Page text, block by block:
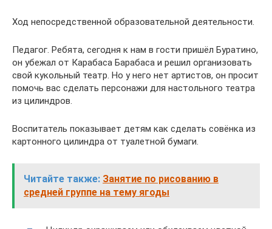
Ход непосредственной образовательной деятельности.
Педагог. Ребята, сегодня к нам в гости пришёл Буратино,
он убежал от Карабаса Барабаса и решил организовать
свой кукольный театр. Но у него нет артистов, он просит
помочь вас сделать персонажи для настольного театра
из цилиндров.
Воспитатель показывает детям как сделать совёнка из
картонного цилиндра от туалетной бумаги.
Читайте также: Занятие по рисованию в
средней группе на тему ягоды